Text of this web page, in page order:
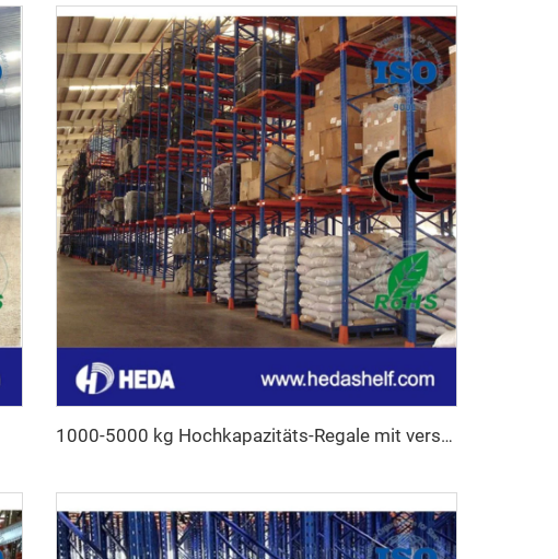
1000-5000 kg Hochkapazitäts-Regale mit verstellbaren Palettenstützen